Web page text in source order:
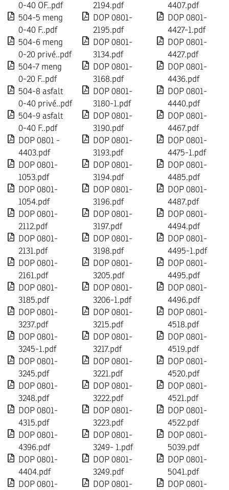
0-40 OF..pdf
504-5 meng
0-40 F..pdf
504-6 meng
0-20 privé..pdf
504-7 meng
0-20 F..pdf
504-8 asfalt
0-40 privé..pdf
504-9 asfalt
0-40 F..pdf
DOP 0801 -
4403.pdf
DOP 0801-
1053.pdf
DOP 0801-
1054.pdf
DOP 0801-
2112.pdf
DOP 0801-
2131.pdf
DOP 0801-
2161.pdf
DOP 0801-
3185.pdf
DOP 0801-
3237.pdf
DOP 0801-
3245-1.pdf
DOP 0801-
3245.pdf
DOP 0801-
3248.pdf
DOP 0801-
4315.pdf
DOP 0801-
4396.pdf
DOP 0801-
4404.pdf
DOP 0801-
2194.pdf
DOP 0801-
2195.pdf
DOP 0801-
3134.pdf
DOP 0801-
3168.pdf
DOP 0801-
3180-1.pdf
DOP 0801-
3190.pdf
DOP 0801-
3193.pdf
DOP 0801-
3194.pdf
DOP 0801-
3196.pdf
DOP 0801-
3197.pdf
DOP 0801-
3198.pdf
DOP 0801-
3205.pdf
DOP 0801-
3206-1.pdf
DOP 0801-
3215.pdf
DOP 0801-
3217.pdf
DOP 0801-
3221.pdf
DOP 0801-
3222.pdf
DOP 0801-
3223.pdf
DOP 0801-
3249- 1.pdf
DOP 0801-
3249.pdf
DOP 0801-
4407.pdf
DOP 0801-
4427-1.pdf
DOP 0801-
4427.pdf
DOP 0801-
4436.pdf
DOP 0801-
4440.pdf
DOP 0801-
4467.pdf
DOP 0801-
4475-1.pdf
DOP 0801-
4485.pdf
DOP 0801-
4487.pdf
DOP 0801-
4494.pdf
DOP 0801-
4495-1.pdf
DOP 0801-
4495.pdf
DOP 0801-
4496.pdf
DOP 0801-
4518.pdf
DOP 0801-
4519.pdf
DOP 0801-
4520.pdf
DOP 0801-
4521.pdf
DOP 0801-
4522.pdf
DOP 0801-
5039.pdf
DOP 0801-
5041.pdf
DOP 0801-